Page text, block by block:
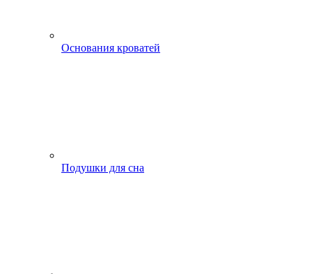
Основания кроватей
Подушки для сна